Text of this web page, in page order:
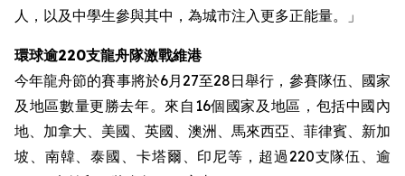
人，以及中學生參與其中，為城市注入更多正能量。」
環球逾220支龍舟隊激戰維港
今年龍舟節的賽事將於6月27至28日舉行，參賽隊伍、國家
及地區數量更勝去年。來自16個國家及地區，包括中國內
地、加拿大、美國、英國、澳洲、馬來西亞、菲律賓、新加
坡、南韓、泰國、卡塔爾、印尼等，超過220支隊伍、逾